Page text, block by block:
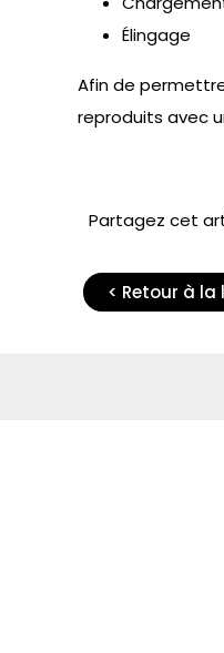
Élingage
Afin de
reproduits avec
Partagez cet
< Retour à